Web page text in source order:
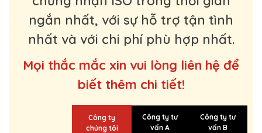
ngắn nhất, với sự hỗ trợ tận tình
nhất và với chi phí phù hợp nhất.
Mọi thắc mắc xin vui lòng liên hệ để
biết thêm chi tiết!
Công ty
chúng tôi
Công ty tư
vấn A
Công ty tư
vấn B